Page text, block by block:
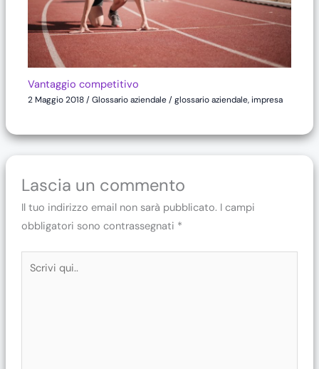
Vantaggio competitivo
2 Maggio 2018/Glossario aziendale/glossario aziendale,impresa
Lascia un commento
Il tuo indirizzo email non sarà pubblicato. I campi
obbligatori sono contrassegnati *